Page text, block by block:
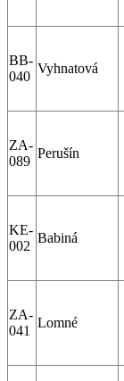
BB-
040
Vyhnatová
ZA-
089
Perušín
KE-
002
Babiná
ZA-
041
Lomné